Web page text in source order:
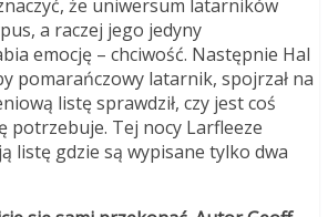
że uniwersum latarników
a raczej jego jedyny
emocję – chciwość. Następnie Hal
pomarańczowy latarnik, spojrzał na
listę sprawdził, czy jest coś
potrzebuje. Tej nocy Larfleeze
listę gdzie są wypisane tylko dwa